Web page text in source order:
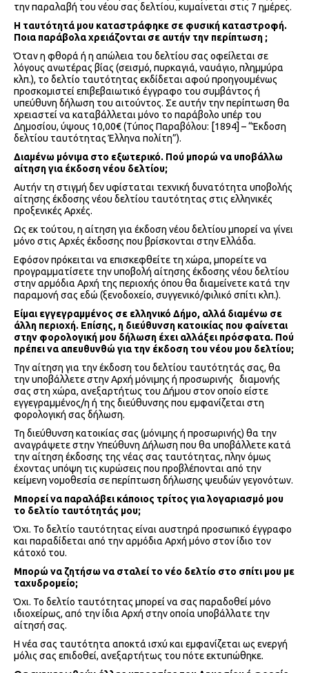
την παραλαβή του νέου σας δελτίου, κυμαίνεται στις 7 ημέρες.
Η ταυτότητά μου καταστράφηκε σε φυσική καταστροφή.
Ποια παράβολα χρειάζονται σε αυτήν την περίπτωση ;
Όταν η φθορά ή η απώλεια του δελτίου σας οφείλεται σε
λόγους ανωτέρας βίας (σεισμό, πυρκαγιά, ναυάγιο, πλημμύρα
κλπ.), το δελτίο ταυτότητας εκδίδεται αφού προηγουμένως
προσκομιστεί επιβεβαιωτικό έγγραφο του συμβάντος ή
υπεύθυνη δήλωση του αιτούντος. Σε αυτήν την περίπτωση θα
χρειαστεί να καταβάλλεται μόνο το παράβολο υπέρ του
Δημοσίου, ύψους 10,00€ (Τύπος Παραβόλου: [1894] – “Έκδοση
δελτίου ταυτότητας Έλληνα πολίτη”).
Διαμένω μόνιμα στο εξωτερικό. Πού μπορώ να υποβάλλω
αίτηση για έκδοση νέου δελτίου;
Αυτήν τη στιγμή δεν υφίσταται τεχνική δυνατότητα υποβολής
αίτησης έκδοσης νέου δελτίου ταυτότητας στις ελληνικές
προξενικές Αρχές.
Ως εκ τούτου, η αίτηση για έκδοση νέου δελτίου μπορεί να γίνει
μόνο στις Αρχές έκδοσης που βρίσκονται στην Ελλάδα.
Εφόσον πρόκειται να επισκεφθείτε τη χώρα, μπορείτε να
προγραμματίσετε την υποβολή αίτησης έκδοσης νέου δελτίου
στην αρμόδια Αρχή της περιοχής όπου θα διαμείνετε κατά την
παραμονή σας εδώ (ξενοδοχείο, συγγενικό/φιλικό σπίτι κλπ.).
Είμαι εγγεγραμμένος σε ελληνικό Δήμο, αλλά διαμένω σε
άλλη περιοχή. Επίσης, η διεύθυνση κατοικίας που φαίνεται
στην φορολογική μου δήλωση έχει αλλάξει πρόσφατα. Πού
πρέπει να απευθυνθώ για την έκδοση του νέου μου δελτίου;
Την αίτηση για την έκδοση του δελτίου ταυτότητάς σας, θα
την υποβάλλετε στην Αρχή μόνιμης ή προσωρινής διαμονής
σας στη χώρα, ανεξαρτήτως του Δήμου στον οποίο είστε
εγγεγραμμένος/η ή της διεύθυνσης που εμφανίζεται στη
φορολογική σας δήλωση.
Τη διεύθυνση κατοικίας σας (μόνιμης ή προσωρινής) θα την
αναγράψετε στην Υπεύθυνη Δήλωση που θα υποβάλλετε κατά
την αίτηση έκδοσης της νέας σας ταυτότητας, πλην όμως
έχοντας υπόψη τις κυρώσεις που προβλέπονται από την
κείμενη νομοθεσία σε περίπτωση δήλωσης ψευδών γεγονότων.
Μπορεί να παραλάβει κάποιος τρίτος για λογαριασμό μου
το δελτίο ταυτότητάς μου;
Όχι. Το δελτίο ταυτότητας είναι αυστηρά προσωπικό έγγραφο
και παραδίδεται από την αρμόδια Αρχή μόνο στον ίδιο τον
κάτοχό του.
Μπορώ να ζητήσω να σταλεί το νέο δελτίο στο σπίτι μου με
ταχυδρομείο;
Όχι. Το δελτίο ταυτότητας μπορεί να σας παραδοθεί μόνο
ιδιοχείρως, από την ίδια Αρχή στην οποία υποβάλλατε την
αίτησή σας.
Η νέα σας ταυτότητα αποκτά ισχύ και εμφανίζεται ως ενεργή
μόλις σας επιδοθεί, ανεξαρτήτως του πότε εκτυπώθηκε.